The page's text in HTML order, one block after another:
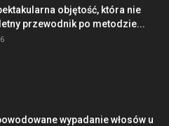
objętość, która nie
przewodnik po metodzie...
wypadanie włosów u